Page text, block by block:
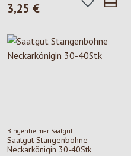
Regulärer Preis:
3,25 €
Bingenheimer Saatgut
Saatgut Stangenbohne
Neckarkönigin 30-40Stk